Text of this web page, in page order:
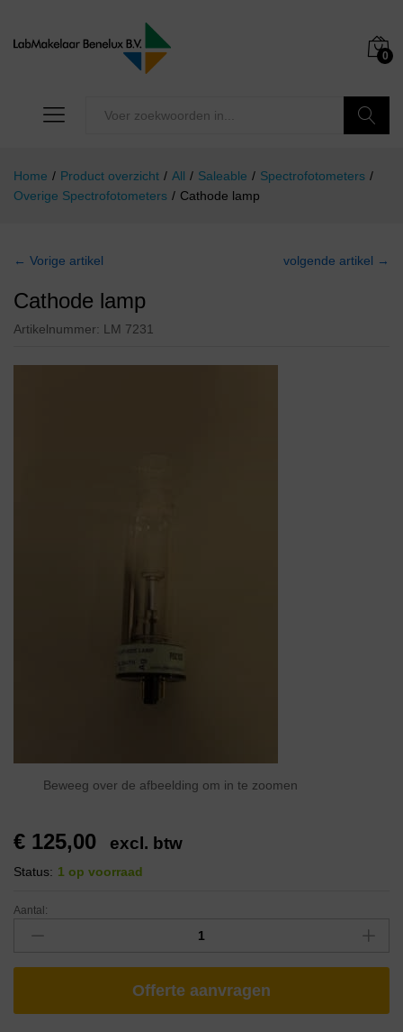
0
Home / Product overzicht / All / Saleable / Spectrofotometers /
Overige Spectrofotometers / Cathode lamp
← Vorige artikel volgende artikel →
Cathode lamp
Artikelnummer: LM 7231
Beweeg over de afbeelding om in te zoomen
€ 125,00 excl. btw
Status: 1 op voorraad
Aantal:
Offerte aanvragen